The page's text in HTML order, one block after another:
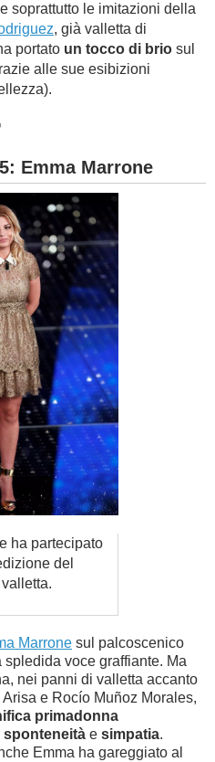
soprattutto le imitazioni della
, già valletta di
portato un tocco di brio sul
alle sue esibizioni
Emma Marrone
ha partecipato
del
Marrone sul palcoscenico
voce graffiante. Ma
nei panni di valletta accanto
e Rocío Muñoz Morales,
primadonna
sponteneità e simpatia.
Emma ha gareggiato al